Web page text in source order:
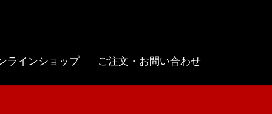
ラインショップ ご注文・お問い合わせ